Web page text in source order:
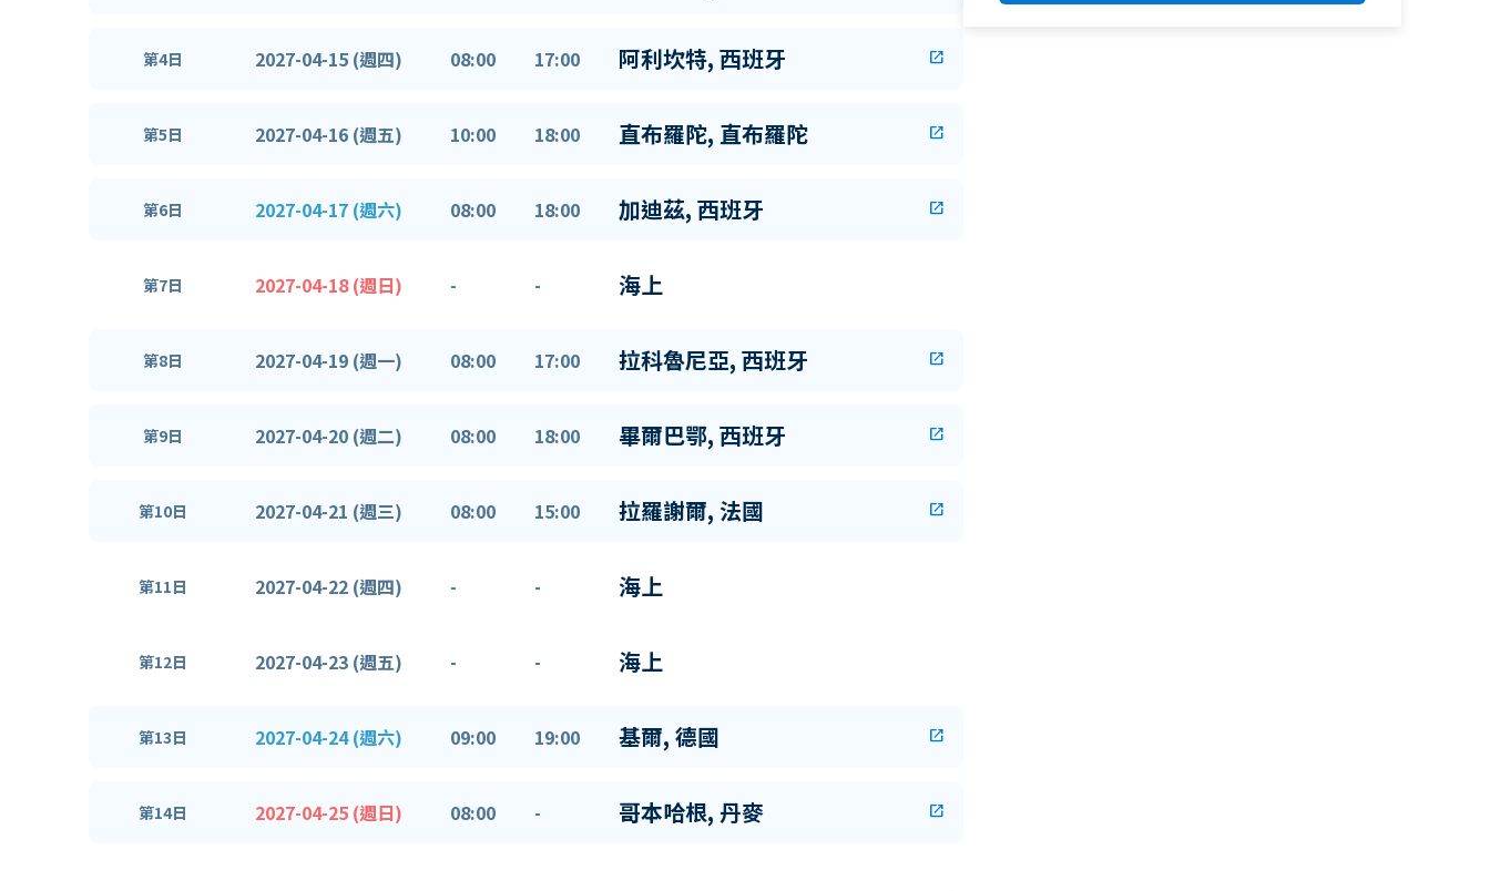
第4日 2027-04-15 (週四) 08:00 17:00 阿利坎特, 西班牙 open_in_new
第5日 2027-04-16 (週五) 10:00 18:00 直布羅陀, 直布羅陀 open_in_new
第6日 2027-04-17 (週六) 08:00 18:00 加迪茲, 西班牙 open_in_new
第7日 2027-04-18 (週日) - - 海上
第8日 2027-04-19 (週一) 08:00 17:00 拉科魯尼亞, 西班牙 open_in_new
第9日 2027-04-20 (週二) 08:00 18:00 畢爾巴鄂, 西班牙 open_in_new
第10日 2027-04-21 (週三) 08:00 15:00 拉羅謝爾, 法國 open_in_new
第11日 2027-04-22 (週四) - - 海上
第12日 2027-04-23 (週五) - - 海上
第13日 2027-04-24 (週六) 09:00 19:00 基爾, 德國 open_in_new
第14日 2027-04-25 (週日) 08:00 - 哥本哈根, 丹麥 open_in_new